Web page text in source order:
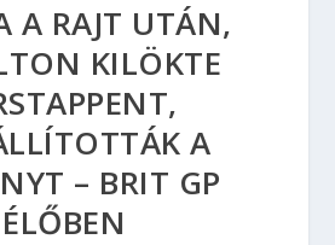
A RAJT UTÁN,
KILÖKTE
A
– BRIT GP
ÉLŐBEN